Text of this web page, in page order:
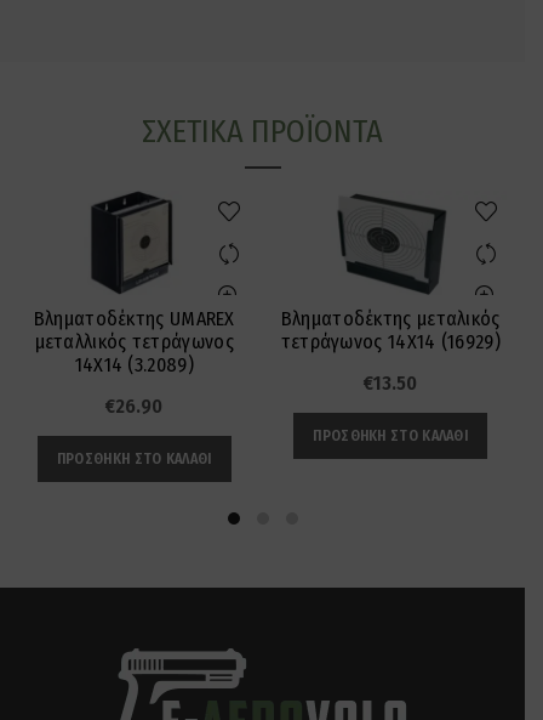
ΣΧΕΤΙΚΆ ΠΡΟΪΌΝΤΑ
Βληματοδέκτης UMAREX
μεταλλικός τετράγωνος
14Χ14 (3.2089)
€26.90
ΠΡΟΣΘΉΚΗ ΣΤΟ ΚΑΛΆΘΙ
Βληματοδέκτης μεταλικός
τετράγωνος 14Χ14 (16929)
€13.50
ΠΡΟΣΘΉΚΗ ΣΤΟ ΚΑΛΆΘΙ